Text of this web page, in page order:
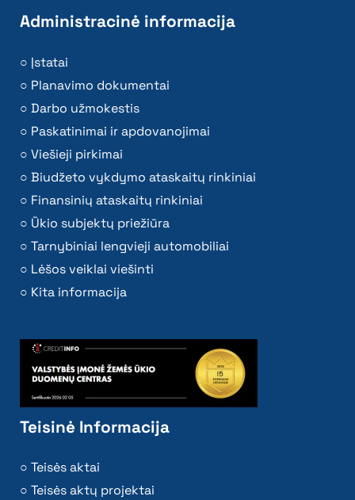
Administracinė informacija
Įstatai
Planavimo dokumentai
Darbo užmokestis
Paskatinimai ir apdovanojimai
Viešieji pirkimai
Biudžeto vykdymo ataskaitų rinkiniai
Finansinių ataskaitų rinkiniai
Ūkio subjektų priežiūra
Tarnybiniai lengvieji automobiliai
Lėšos veiklai viešinti
Kita informacija
Teisinė Informacija
Teisės aktai
Teisės aktų projektai